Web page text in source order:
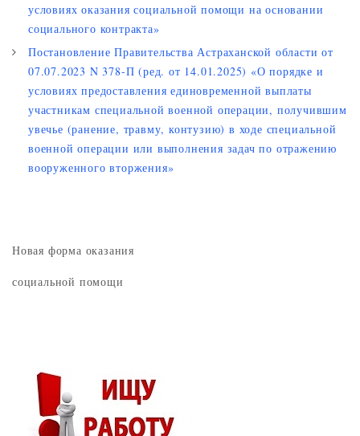
условиях оказания социальной помощи на основании
социального контракта»
Постановление Правительства Астраханской области от
07.07.2023 N 378-П (ред. от 14.01.2025) «О порядке и
условиях предоставления единовременной выплаты
участникам специальной военной операции, получившим
увечье (ранение, травму, контузию) в ходе специальной
военной операции или выполнения задач по отражению
вооруженного вторжения»
Новая форма оказания
социальной помощи